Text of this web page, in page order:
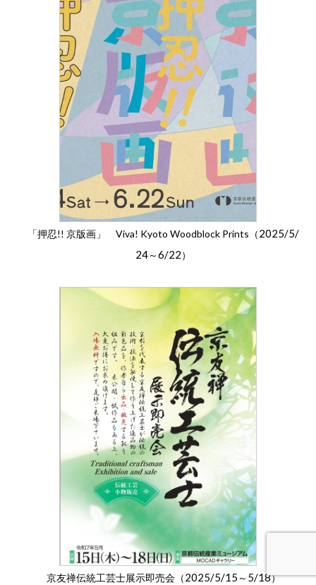
「押忍!! 京版画」 Viva! Kyoto Woodblock Prints（2025/5/
24～6/22）
京友禅伝統工芸士展示即売会（2025/5/15 ～ 5/18）